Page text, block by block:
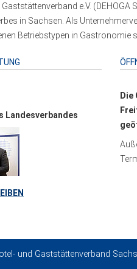
Gaststättenverband e.V.
in Sachsen. Als
Betriebstypen in Gastronomie
Landesverbandes
Die
und Gaststättenverband